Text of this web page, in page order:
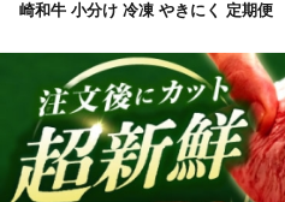
崎和牛 小分け 冷凍 やきにく 定期便